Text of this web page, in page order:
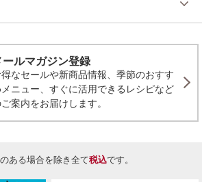
ールマガジン登録
なセールや新商品情報、季節のおすす
ニュー、すぐに活用できるレシピなど
案内をお届けします。
ある場合を除き全て税込です。